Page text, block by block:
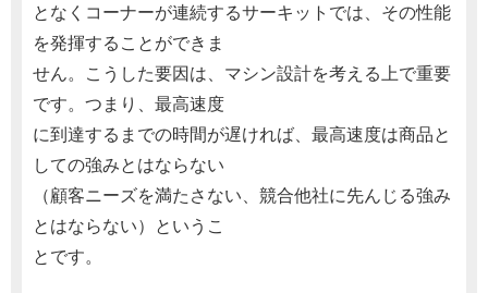
となくコーナーが連続するサーキットでは、その性能
を発揮することができま
せん。こうした要因は、マシン設計を考える上で重要
です。つまり、最高速度
に到達するまでの時間が遅ければ、最高速度は商品と
しての強みとはならない
（顧客ニーズを満たさない、競合他社に先んじる強み
とはならない）というこ
とです。